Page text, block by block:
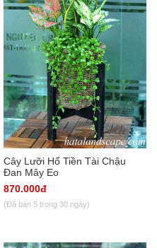
Cây Lưỡi Hổ Tiền Tài Chậu
Đan Mây Eo
870.000đ
(Đã bán 5 trong 30 ngày)